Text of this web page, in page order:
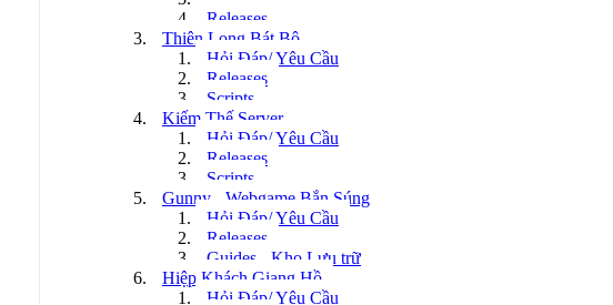
Releases
Thiên Long Bát Bộ
Hỏi Đáp/ Yêu Cầu
Releases
Scripts
Kiếm Thế Server
Hỏi Đáp/ Yêu Cầu
Releases
Scripts
Gunny - Webgame Bắn Súng
Hỏi Đáp/ Yêu Cầu
Releases
Guides - Kho Lưu trữ
Hiệp Khách Giang Hồ
Hỏi Đáp/ Yêu Cầu